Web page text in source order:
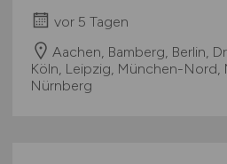
vor 5 Tagen
Aachen, Bamberg, Berlin,
Köln, Leipzig, München-Nord,
Nürnberg